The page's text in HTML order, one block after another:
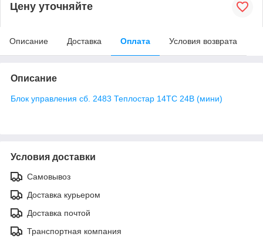
Цену уточняйте
Описание Доставка Оплата Условия возврата
Описание
Блок управления сб. 2483 Теплостар 14ТС 24В (мини)
Условия доставки
Самовывоз
Доставка курьером
Доставка почтой
Транспортная компания